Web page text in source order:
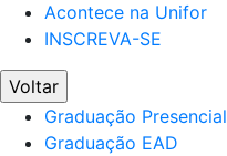
Acontece na Unifor
INSCREVA-SE
Voltar
Graduação Presencial
Graduação EAD